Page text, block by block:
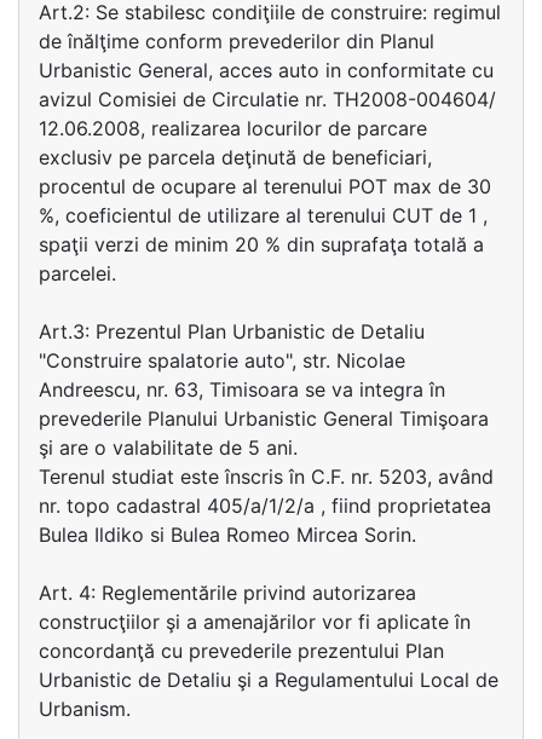
Art.2: Se stabilesc condiţiile de construire: regimul
de înălţime conform prevederilor din Planul
Urbanistic General, acces auto in conformitate cu
avizul Comisiei de Circulatie nr. TH2008-004604/
12.06.2008, realizarea locurilor de parcare
exclusiv pe parcela deţinută de beneficiari,
procentul de ocupare al terenului POT max de 30
%, coeficientul de utilizare al terenului CUT de 1 ,
spaţii verzi de minim 20 % din suprafaţa totală a
parcelei.
Art.3: Prezentul Plan Urbanistic de Detaliu
"Construire spalatorie auto", str. Nicolae
Andreescu, nr. 63, Timisoara se va integra în
prevederile Planului Urbanistic General Timişoara
şi are o valabilitate de 5 ani.
Terenul studiat este înscris în C.F. nr. 5203, având
nr. topo cadastral 405/a/1/2/a , fiind proprietatea
Bulea Ildiko si Bulea Romeo Mircea Sorin.
Art. 4: Reglementările privind autorizarea
construcţiilor şi a amenajărilor vor fi aplicate în
concordanţă cu prevederile prezentului Plan
Urbanistic de Detaliu şi a Regulamentului Local de
Urbanism.